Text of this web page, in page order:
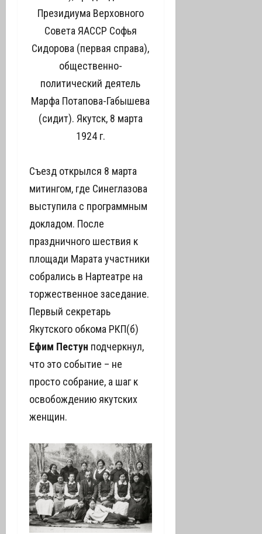
Президиума Верховного
Совета ЯАССР Софья
Сидорова (первая справа),
общественно-
политический деятель
Марфа Потапова-Габышева
(сидит). Якутск, 8 марта
1924 г.
Съезд открылся 8 марта
митингом, где Синеглазова
выступила с программным
докладом. После
праздничного шествия к
площади Марата участники
собрались в Нартеатре на
торжественное заседание.
Первый секретарь
Якутского обкома РКП(б)
Ефим Пестун подчеркнул,
что это событие – не
просто собрание, а шаг к
освобождению якутских
женщин.